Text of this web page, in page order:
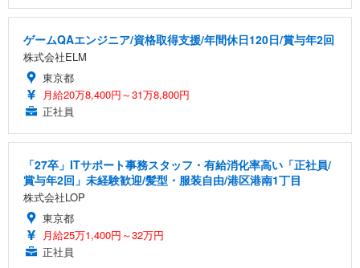
ゲームQAエンジニア/資格取得支援/年間休日120日/賞与年2回
株式会社ELM
東京都
月給20万8,400円～31万8,800円
正社員
「27卒」ITサポート事務スタッフ・有給消化率高い「正社員/
賞与年2回」未経験歓迎/髪型・服装自由/港区港南1丁目
株式会社LOP
東京都
月給25万1,400円～32万円
正社員